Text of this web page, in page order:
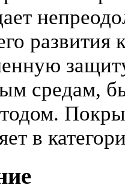
развития
средам,
в